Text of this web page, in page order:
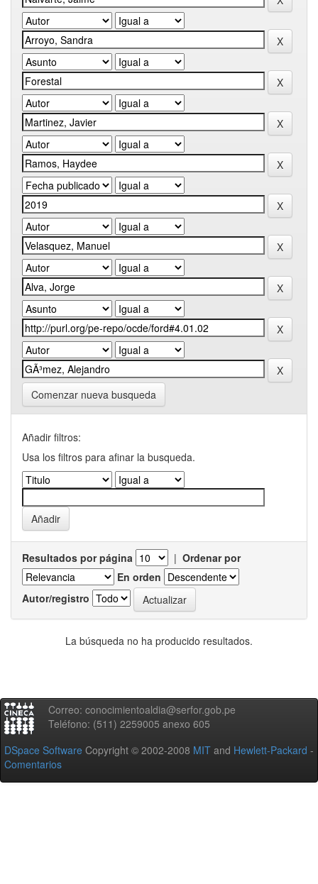
Comenzar nueva busqueda
Añadir filtros:
Usa los filtros para afinar la busqueda.
Resultados por página | Ordenar por
En orden
Autor/registro
La búsqueda no ha producido resultados.
Correo: conocimientoaldia@serfor.gob.pe
Teléfono: (511) 2259005 anexo 605
DSpace Software Copyright © 2002-2008 MIT and Hewlett-Packard -
Comentarios